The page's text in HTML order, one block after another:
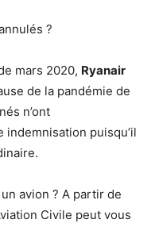
?
mars 2020, Ryanair
de la pandémie de
n’ont
indemnisation puisqu’il
avion ? A partir de
Civile peut vous